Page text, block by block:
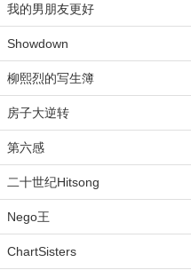
我的男朋友更好
Showdown
柳熙烈的写生簿
房子大逆转
第六感
二十世纪Hitsong
Nego王
ChartSisters